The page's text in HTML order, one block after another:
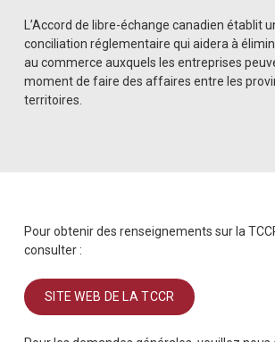
L’Accord de libre-échange canadien établit
conciliation réglementaire qui aidera à
au commerce auxquels les entreprises
moment de faire des affaires entre les
territoires.
Pour obtenir des renseignements sur la
consulter :
SITE WEB DE LA TCCR